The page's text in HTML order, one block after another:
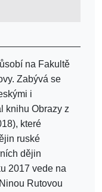
na Fakultě
Zabývá se
i
knihu Obrazy z
které
ruské
dějin
2017 vede na
Rutovou